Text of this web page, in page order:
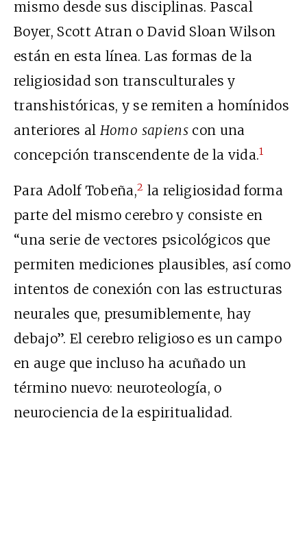
mismo desde sus disciplinas. Pascal
Boyer, Scott Atran o David Sloan Wilson
están en esta línea. Las formas de la
religiosidad son transculturales y
transhistóricas, y se remiten a homínidos
anteriores al Homo sapienscon una
concepción transcendente de la vida.1
Para Adolf Tobeña,2 la religiosidad forma
parte del mismo cerebro y consiste en
“una serie de vectores psicológicos que
permiten mediciones plausibles, así como
intentos de conexión con las estructuras
neurales que, presumiblemente, hay
debajo”. El cerebro religioso es un campo
en auge que incluso ha acuñado un
término nuevo: neuroteología, o
neurociencia de la espiritualidad.